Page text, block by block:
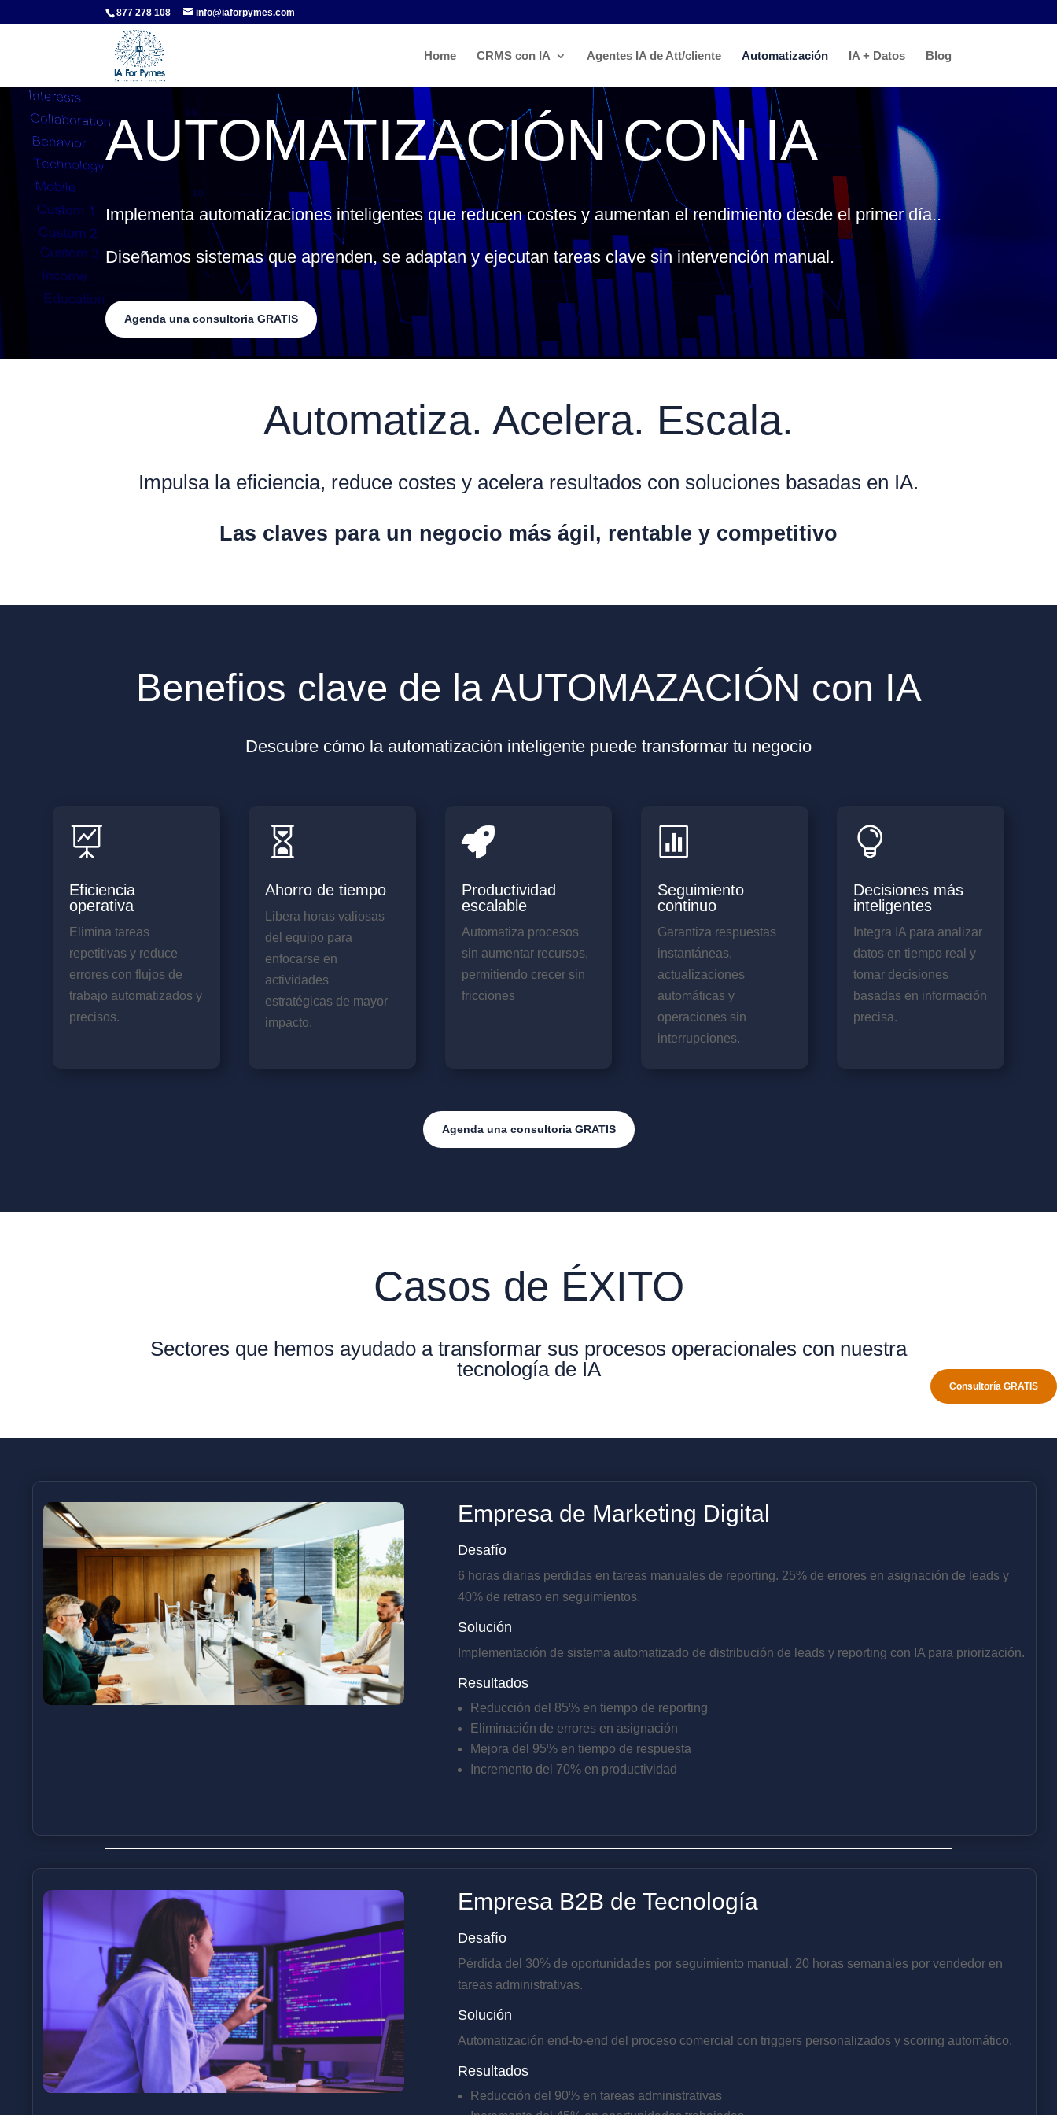
877 278 108 info@iaforpymes.com
Home CRMS con IA Agentes IA de Att/cliente Automatización IA + Datos Blog
AUTOMATIZACIÓN CON IA
Implementa automatizaciones inteligentes que reducen costes y aumentan el rendimiento desde el primer día..
Diseñamos sistemas que aprenden, se adaptan y ejecutan tareas clave sin intervención manual.
Agenda una consultoria GRATIS
Automatiza. Acelera. Escala.
Impulsa la eficiencia, reduce costes y acelera resultados con soluciones basadas en IA.
Las claves para un negocio más ágil, rentable y competitivo
Benefios clave de la AUTOMAZACIÓN con IA
Descubre cómo la automatización inteligente puede transformar tu negocio

Eficiencia
operativa
Elimina tareas
repetitivas y reduce
errores con flujos de
trabajo automatizados y
precisos.

Ahorro de tiempo
Libera horas valiosas
del equipo para
enfocarse en
actividades
estratégicas de mayor
impacto.

Productividad
escalable
Automatiza procesos
sin aumentar recursos,
permitiendo crecer sin
fricciones

Seguimiento
continuo
Garantiza respuestas
instantáneas,
actualizaciones
automáticas y
operaciones sin
interrupciones.

Decisiones más
inteligentes
Integra IA para analizar
datos en tiempo real y
tomar decisiones
basadas en información
precisa.
Agenda una consultoria GRATIS
Casos de ÉXITO
Sectores que hemos ayudado a transformar sus procesos operacionales con nuestra
tecnología de IA
Empresa de Marketing Digital
Desafío
6 horas diarias perdidas en tareas manuales de reporting. 25% de errores en asignación de leads y
40% de retraso en seguimientos.
Solución
Implementación de sistema automatizado de distribución de leads y reporting con IA para priorización.
Resultados
Reducción del 85% en tiempo de reporting
Eliminación de errores en asignación
Mejora del 95% en tiempo de respuesta
Incremento del 70% en productividad
Empresa B2B de Tecnología
Desafío
Pérdida del 30% de oportunidades por seguimiento manual. 20 horas semanales por vendedor en
tareas administrativas.
Solución
Automatización end-to-end del proceso comercial con triggers personalizados y scoring automático.
Resultados
Reducción del 90% en tareas administrativas
Consultoría GRATIS